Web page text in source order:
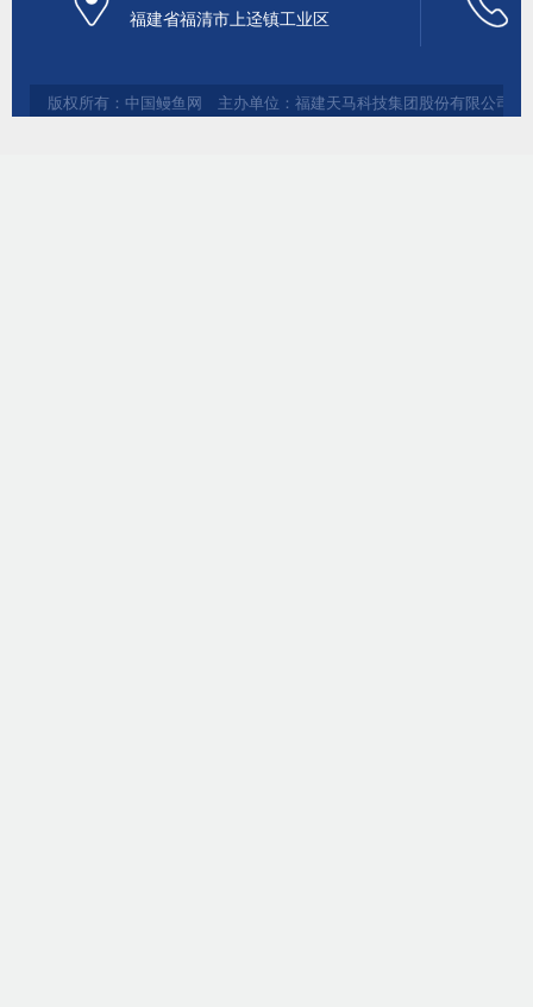
福建省福清市上迳镇工业区
版权所有：中国鳗鱼网 主办单位：福建天马科技集团股份有限公司